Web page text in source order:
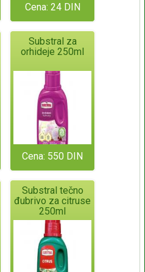
Cena: 24 DIN
Substral za
orhideje 250ml
Cena: 550 DIN
Substral tečno
đubrivo za citruse
250ml